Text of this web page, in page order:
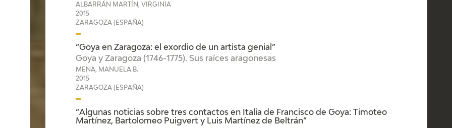
ALBARRÁN MARTÍN, VIRGINIA
2015
ZARAGOZA (ESPAÑA)
“Goya en Zaragoza: el exordio de un artista genial”
Goya y Zaragoza (1746-1775). Sus raíces aragonesas
MENA, MANUELA B.
2015
ZARAGOZA (ESPAÑA)
“Algunas noticias sobre tres contactos en Italia de Francisco de Goya: Timoteo
Martínez, Bartolomeo Puigvert y Luis Martínez de Beltrán”